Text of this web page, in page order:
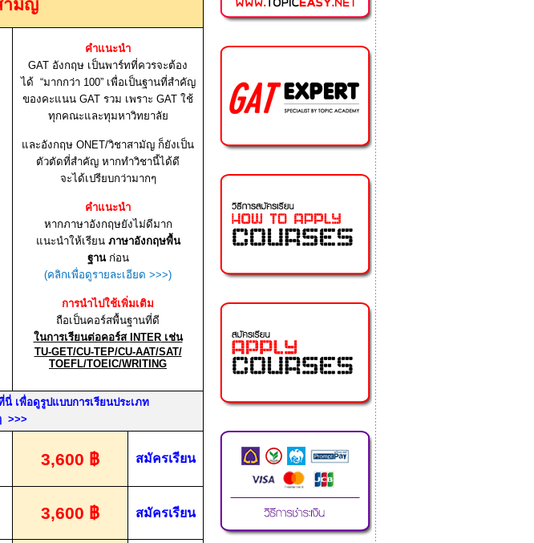
ามัญ
คำแนะนำ
GAT อังกฤษ เป็นพาร์ทที่ควรจะต้อง
ได้ “มากกว่า 100” เพื่อเป็นฐานที่สำคัญ
ของคะแนน GAT รวม เพราะ GAT ใช้
ทุกคณะและทุมหาวิทยาลัย
และอังกฤษ ONET/วิชาสามัญ ก็ยังเป็น
ตัวตัดที่สำคัญ หากทำวิชานี้ได้ดี
จะได้เปรียบกว่ามากๆ
คำแนะนำ
หากภาษาอังกฤษยังไม่ดีมาก
แนะนำให้เรียน ภาษาอังกฤษพื้น
ฐานก่อน
(คลิกเพื่อดูรายละเอียด >>>)
การนำไปใช้เพิ่มเติม
ถือเป็นคอร์สพื้นฐานที่ดี
ในการเรียนต่อคอร์ส INTERเช่น
TU-GET/CU-TEP/CU-AAT/SAT/
TOEFL/TOEIC/WRITING
นี่ เพื่อดูรูปแบบการเรียนประเภท
>>>
3,600 ฿ สมัครเรียน
3,600 ฿ สมัครเรียน